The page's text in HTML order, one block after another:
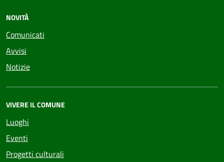
NOVITÀ
Comunicati
Avvisi
Notizie
VIVERE IL COMUNE
Luoghi
Eventi
Progetti culturali